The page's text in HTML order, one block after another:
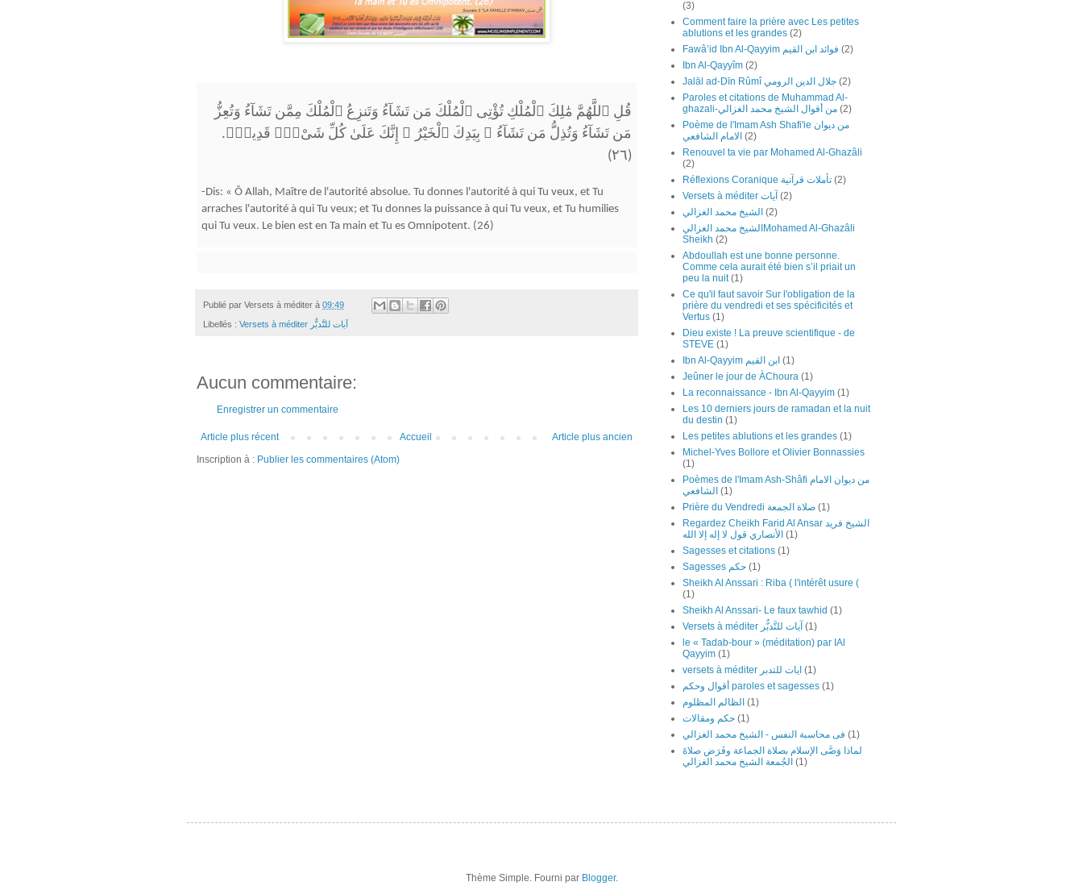
قُلِ ٱللَّهُمَّ مَٰلِكَ ٱلْمُلْكِ تُؤْتِى ٱلْمُلْكَ مَن تَشَآءُ وَتَنزِعُ ٱلْمُلْكَ مِمَّن تَشَآءُ وَتُعِزُّ
مَن تَشَآءُ وَتُذِلُّ مَن تَشَآءُ ۖ بِيَدِكَ ٱلْخَيْرُ ۖ إِنَّكَ عَلَىٰ كُلِّ شَىْءٍۢ قَدِيرٌۭ.
(٢٦)
-Dis: « Ô Allah, Maître de l'autorité absolue. Tu donnes l'autorité à qui Tu veux, et Tu
arraches l'autorité à qui Tu veux; et Tu donnes la puissance à qui Tu veux, et Tu humilies
qui Tu veux. Le bien est en Ta main et Tu es Omnipotent. (26)
Publié par Versets à méditer à 09:49
Libellés : Versets à méditer آيات للتَّدبٌّر
Aucun commentaire:
Enregistrer un commentaire
Article plus récent Article plus ancien
Accueil
Inscription à : Publier les commentaires (Atom)
(3)
Comment faire la prière avec Les petites
ablutions et les grandes (2)
Fawâ’id Ibn Al-Qayyim فوائد ابن القيم (2)
Ibn Al-Qayyîm (2)
Jalāl ad-Dīn Rûmî جلال الدين الرومي (2)
Paroles et citations de Muhammad Al-
ghazali-من أقوال الشيخ محمد الغزالي (2)
Poème de l'Imam Ash Shafi'ie من ديوان
الامام الشافعي (2)
Renouvel ta vie par Mohamed Al-Ghazâli
(2)
Réflexions Coranique تأملات قرآنية (2)
Versets à méditer آيات (2)
الشيخ محمد الغزالي (2)
الشيخ محمد الغزاليMohamed Al-Ghazâli
Sheikh (2)
Abdoullah est une bonne personne.
Comme cela aurait été bien s’il priait un
peu la nuit (1)
Ce qu'il faut savoir Sur l'obligation de la
prière du vendredi et ses spécificités et
Vertus (1)
Dieu existe ! La preuve scientifique - de
STEVE (1)
Ibn Al-Qayyim ابن القيم (1)
Jeûner le jour de ÀChoura (1)
La reconnaissance - Ibn Al-Qayyim (1)
Les 10 derniers jours de ramadan et la nuit
du destin (1)
Les petites ablutions et les grandes (1)
Michel-Yves Bollore et Olivier Bonnassies
(1)
Poèmes de l'Imam Ash-Shâfi من ديوان الامام
الشافعي (1)
Prière du Vendredi صلاة الجمعة (1)
Regardez Cheikh Farid Al Ansar الشيخ فريد
الأنصاري قول لا إله إلا الله (1)
Sagesses et citations (1)
Sagesses حكم (1)
Sheikh Al Anssari : Riba ( l'intérêt usure (
(1)
Sheikh Al Anssari- Le faux tawhid (1)
Versets à méditer آيات للتَّدبٌّر (1)
le « Tadab-bour » (méditation) par IAl
Qayyim (1)
versets ‎à ‎méditer ‎ايات ‏للتدبر (1)
أقوال وحكم paroles et sagesses (1)
الظالم المظلوم (1)
حكم ومقالات (1)
فى محاسبة النفس - الشيخ محمد الغزالي (1)
لماذا وَصَّى الإسلام بصلاة الجماعة وفَرَض صلاةَ
الجُمعة الشيخ محمد الغزالي (1)
Thème Simple. Fourni par Blogger.